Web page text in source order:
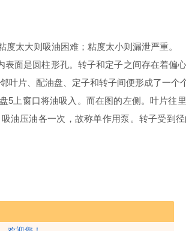
太大则吸油困难；粘度太小则漏泄严重。
面是圆柱形孔。转子和定子之间存在着偏
叶片、配油盘、定子和转子间便形成了一
上窗口将油吸入。而在图的左侧。叶片往
油压油各一次，故称单作用泵。转子受到